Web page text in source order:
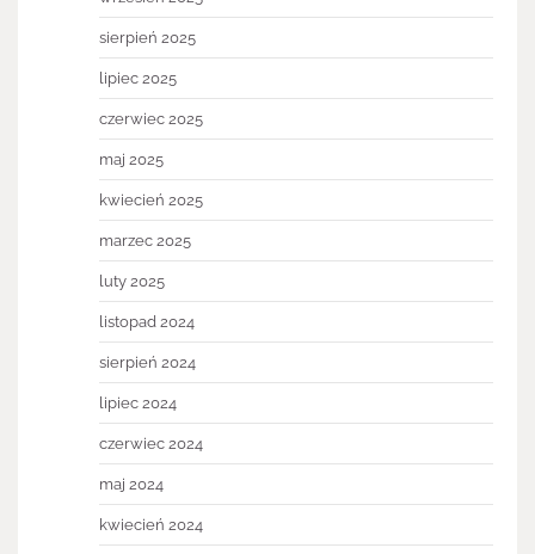
sierpień 2025
lipiec 2025
czerwiec 2025
maj 2025
kwiecień 2025
marzec 2025
luty 2025
listopad 2024
sierpień 2024
lipiec 2024
czerwiec 2024
maj 2024
kwiecień 2024